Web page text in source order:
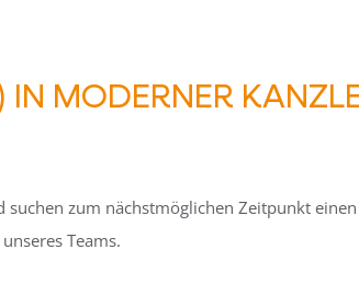
MODERNER
zum nächstmöglichen Zeitpunkt einen
Teams.